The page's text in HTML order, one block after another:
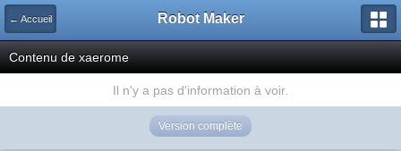
← Accueil Robot Maker
Contenu de xaerome
Il n'y a pas d'information à voir.
Version complète